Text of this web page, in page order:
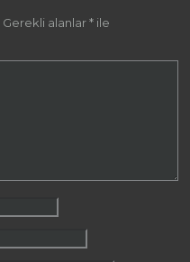
Gerekli alanlar* ile